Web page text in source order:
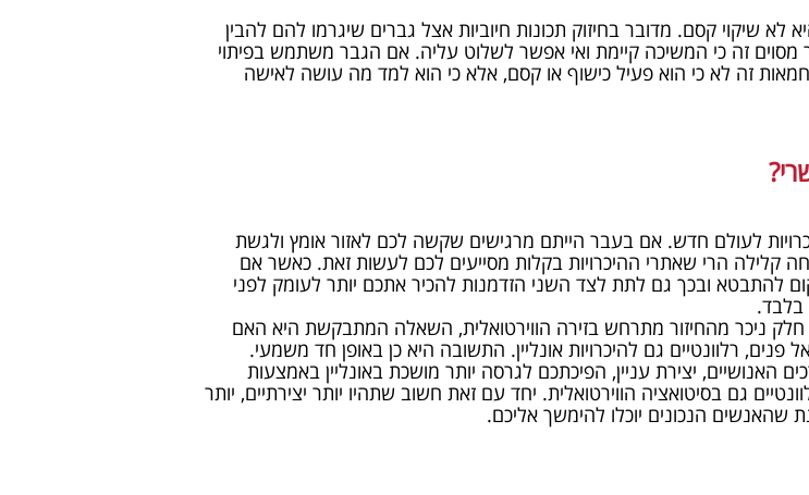
שיקוי קסם. מדובר בחיזוק תכונות חיוביות אצל גברים שיגרמו להם להבין
זה כי המשיכה קיימת ואי אפשר לשלוט עליה. אם הגבר משתמש בפיתוי
זה לא כי הוא פעיל כישוף או קסם, אלא כי הוא למד מה עושה לאישה
לעולם חדש. אם בעבר הייתם מרגישים שקשה לכם לאזור אומץ ולגשת
קלילה הרי שאתרי ההיכרויות בקלות מסייעים לכם לעשות זאת. כאשר אם
להתבטא ובכך גם לתת לצד השני הזדמנות להכיר אתכם יותר לעומק לפני
בלבד.
ניכר מהחיזור מתרחש בזירה הווירטואלית, השאלה המתבקשת היא האם
רלוונטיים גם להיכרויות אונליין. התשובה היא כן באופן חד משמעי.
האנושיים, יצירת עניין, הפיכתכם לגרסה יותר מושכת באונליין באמצעות
גם בסיטואציה הווירטואלית. יחד עם זאת חשוב שתהיו יותר יצירתיים, יותר
הנכונים יוכלו להימשך אליכם.